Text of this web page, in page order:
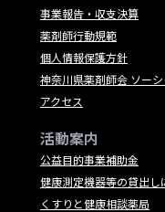
事業報告・収支決算
薬剤師行動規範
個人情報保護方針
神奈川県薬剤師会 ソー
アクセス
活動案内
公益目的事業補助金
健康測定機器等の貸出し
くすりと健康相談薬局